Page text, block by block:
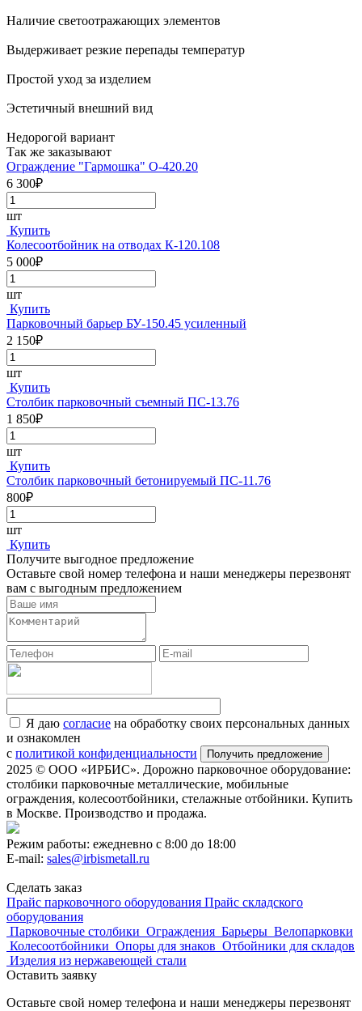
Наличие светоотражающих элементов
Выдерживает резкие перепады температур
Простой уход за изделием
Эстетичный внешний вид
Недорогой вариант
Так же заказывают
Ограждение "Гармошка" О-420.20
6 300₽
шт
Купить
Колесоотбойник на отводах К-120.108
5 000₽
шт
Купить
Парковочный барьер БУ-150.45 усиленный
2 150₽
шт
Купить
Столбик парковочный съемный ПС-13.76
1 850₽
шт
Купить
Столбик парковочный бетонируемый ПС-11.76
800₽
шт
Купить
Получите выгодное предложение
Оставьте свой номер телефона и наши менеджеры перезвонят
вам с выгодным предложением
Я даю согласие на обработку своих персональных данных
и ознакомлен
с политикой конфиденциальности
2025 © ООО «ИРБИС». Дорожно парковочное оборудование:
столбики парковочные металлические, мобильные
ограждения, колесоотбойники, стелажные отбойники. Купить
в Москве. Производство и продажа.
Режим работы: ежедневно с 8:00 до 18:00
E-mail: sales@irbismetall.ru
Сделать заказ
Прайс парковочного оборудования Прайс складского
оборудования
Парковочные столбики Ограждения Барьеры Велопарковки
Колесоотбойники Опоры для знаков Отбойники для складов
Изделия из нержавеющей стали
Оставить заявку
Оставьте свой номер телефона и наши менеджеры перезвонят